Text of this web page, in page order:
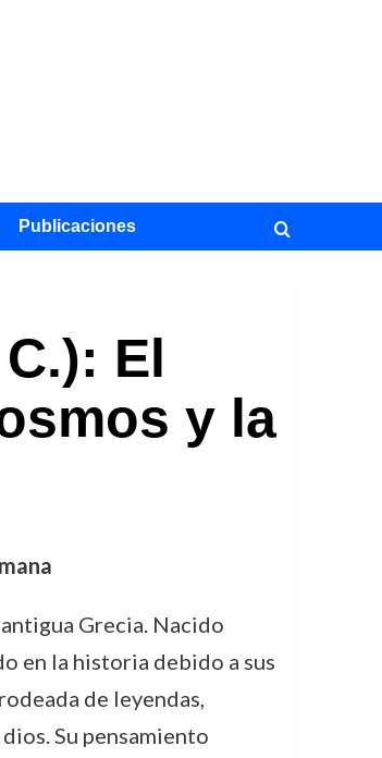
Publicaciones
El
y la
Grecia. Nacido
en la historia debido a sus
de leyendas,
Su pensamiento